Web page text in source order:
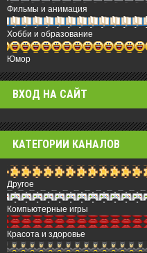
Фильмы и анимация
Хобби и образование
Юмор
ВХОД НА САЙТ
КАТЕГОРИИ КАНАЛОВ
Другое
Компьютерные игры
Красота и здоровье